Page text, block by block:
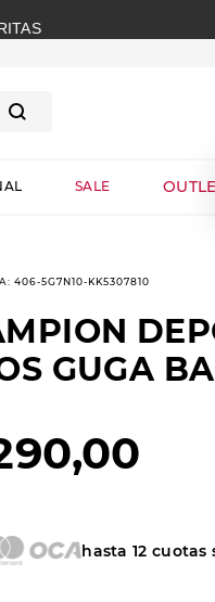
SALE
:406-5G7N10-KK5307810
GUGA
,00
hasta12 cuotas